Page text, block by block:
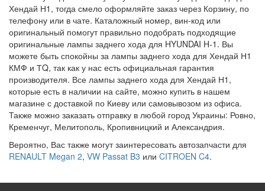
Хендай Н1, тогда смело оформляйте заказ через Корзину, по
телефону или в чате. Каталожный номер, вин-код или
оригинальный помогут правильно подобрать подходящие
оригинальные лампы заднего хода для HYUNDAI H-1. Вы
можете быть спокойны за лампы заднего хода для Хендай Н1
КМФ и ТQ, так как у нас есть официальная гарантия
производителя. Все лампы заднего хода для Хендай Н1,
которые есть в наличии на сайте, можно купить в нашем
магазине с доставкой по Киеву или самовывозом из офиса.
Также можно заказать отправку в любой город Украины: Ровно,
Кременчуг, Мелитополь, Кропивницкий и Александрия.
Вероятно, Вас также могут заинтересовать автозапчасти для
RENAULT Megan 2, VW Passat B3 или CITROEN C4.